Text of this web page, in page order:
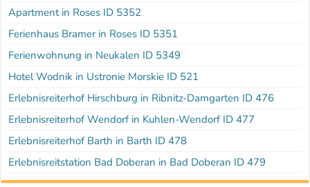
Apartment in Roses ID 5352
Ferienhaus Bramer in Roses ID 5351
Ferienwohnung in Neukalen ID 5349
Hotel Wodnik in Ustronie Morskie ID 521
Erlebnisreiterhof Hirschburg in Ribnitz-Damgarten ID 476
Erlebnisreiterhof Wendorf in Kuhlen-Wendorf ID 477
Erlebnisreiterhof Barth in Barth ID 478
Erlebnisreitstation Bad Doberan in Bad Doberan ID 479